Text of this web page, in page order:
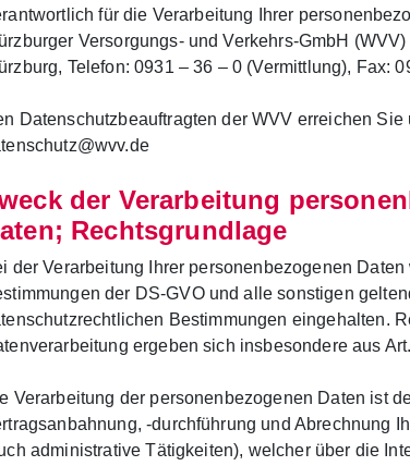
für die Verarbeitung Ihrer
Versorgungs- und Verkehrs-GmbH
Telefon: 0931 – 36 – 0 (Vermittlung), Fax:
Datenschutzbeauftragten der WVV erreichen Sie
der Verarbeitung
Rechtsgrundlage
der Verarbeitung Ihrer personenbezogenen
der DS-GVO und alle sonstigen
Bestimmungen eingehalten.
ergeben sich insbesondere aus
Verarbeitung der personenbezogenen Daten ist
-durchführung und Abrechnung
administrative Tätigkeiten), welcher über die